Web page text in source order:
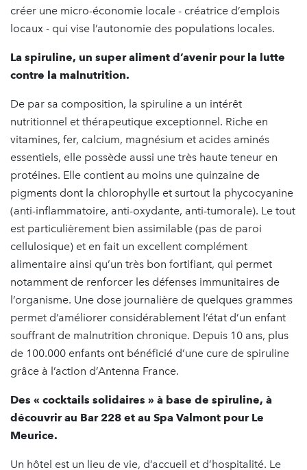
créer une micro-économie locale - créatrice d’emplois
locaux - qui vise l’autonomie des populations locales.
La spiruline, un super aliment d’avenir pour la lutte
contre la malnutrition.
De par sa composition, la spiruline a un intérêt
nutritionnel et thérapeutique exceptionnel. Riche en
vitamines, fer, calcium, magnésium et acides aminés
essentiels, elle possède aussi une très haute teneur en
protéines. Elle contient au moins une quinzaine de
pigments dont la chlorophylle et surtout la phycocyanine
(anti-inflammatoire, anti-oxydante, anti-tumorale). Le tout
est particulièrement bien assimilable (pas de paroi
cellulosique) et en fait un excellent complément
alimentaire ainsi qu’un très bon fortifiant, qui permet
notamment de renforcer les défenses immunitaires de
l’organisme. Une dose journalière de quelques grammes
permet d’améliorer considérablement l’état d’un enfant
souffrant de malnutrition chronique. Depuis 10 ans, plus
de 100.000 enfants ont bénéficié d’une cure de spiruline
grâce à l’action d’Antenna France.
Des « cocktails solidaires » à base de spiruline, à
découvrir au Bar 228 et au Spa Valmont pour Le
Meurice.
Un hôtel est un lieu de vie, d’accueil et d’hospitalité. Le